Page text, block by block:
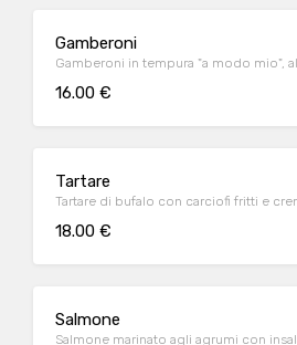
Gamberoni
Gamberoni in tempura "a modo mio",
16.00 €
Tartare
Tartare di bufalo con carciofi fritti e
18.00 €
Salmone
Salmone marinato agli agrumi con